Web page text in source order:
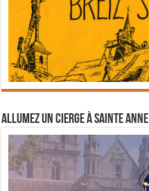
Allumez un cierge à Sainte Anne